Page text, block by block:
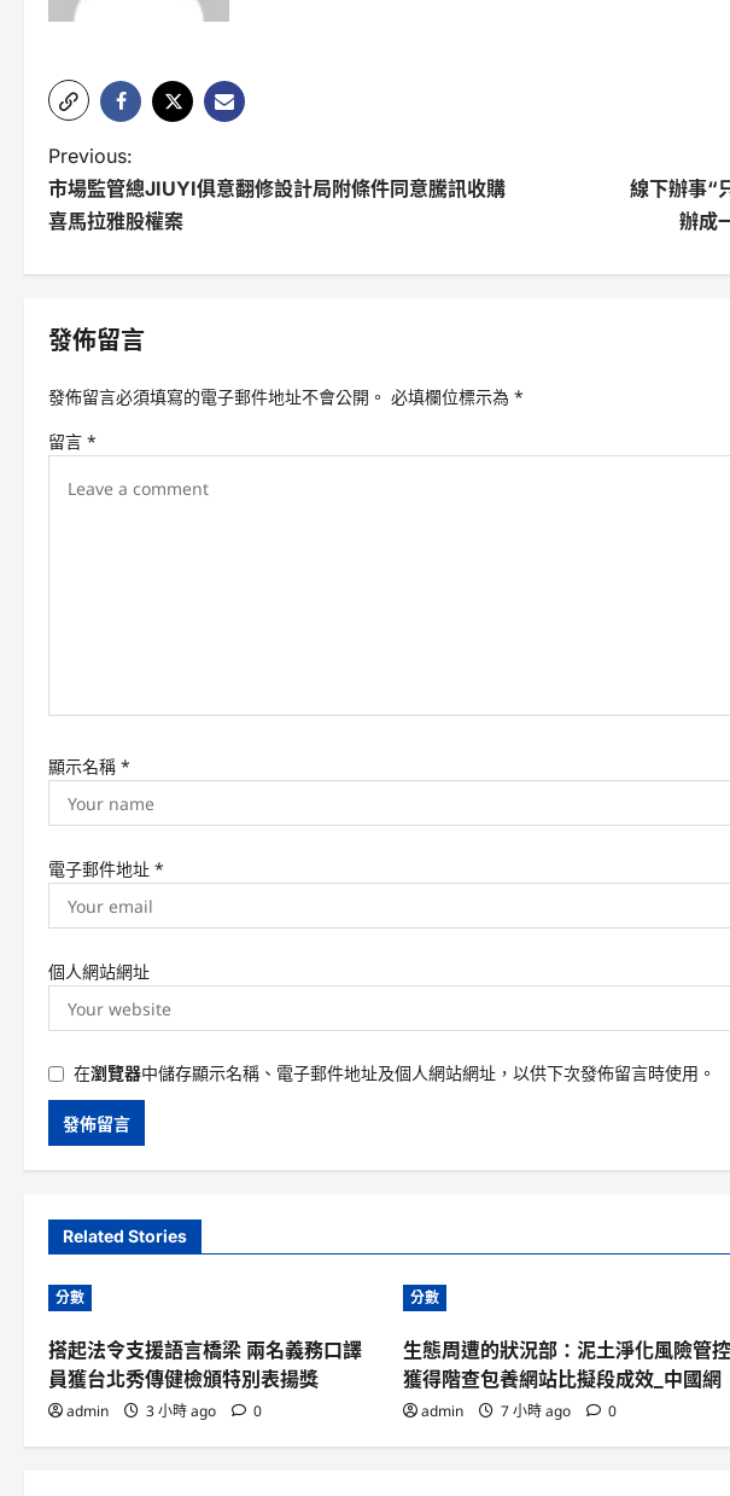
P
o
n
i
n
Previous:
市場監管總JIUYI俱意翻修設計局附條件同意騰訊收購
喜馬拉雅股權案
線下辦事“
辦成
發佈留言
發佈留言必須填寫的電子郵件地址不會公開。 必填欄位標示為 *
留言 *
顯示名稱 *
電子郵件地址 *
個人網站網址
在瀏覽器中儲存顯示名稱、電子郵件地址及個人網站網址，以供下次發佈留言時使用。
Related Stories
分數
搭起法令支援語言橋梁 兩名義務口譯
員獲台北秀傳健檢頒特別表揚獎
admin 3 小時 ago 0
分數
生態周遭的狀況部：泥土淨化風險管控
獲得階查包養網站比擬段成效_中國網
admin 7 小時 ago 0